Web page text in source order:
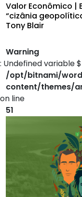
Valor Econômico |
“cizânia
Tony Blair
Warning
: Undefined variable
/opt/bitnami/
content/themes/
on line
51